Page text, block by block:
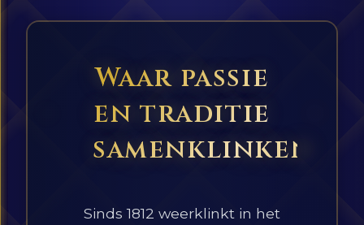
Waar passie
en traditie
samenklinken
Sinds 1812 weerklinkt in het